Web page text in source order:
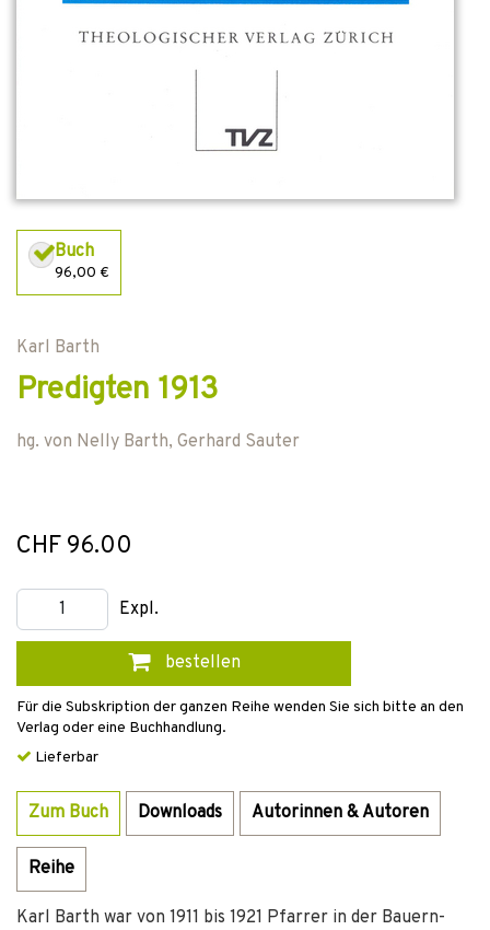
Buch
96,00 €
Karl Barth
Predigten 1913
hg. von Nelly Barth, Gerhard Sauter
CHF 96.00
Expl.
bestellen
Für die Subskription der ganzen Reihe wenden Sie sich bitte an den
Verlag oder eine Buchhandlung.
Lieferbar
Zum Buch Downloads Autorinnen & Autoren
Reihe
Karl Barth war von 1911 bis 1921 Pfarrer in der Bauern-